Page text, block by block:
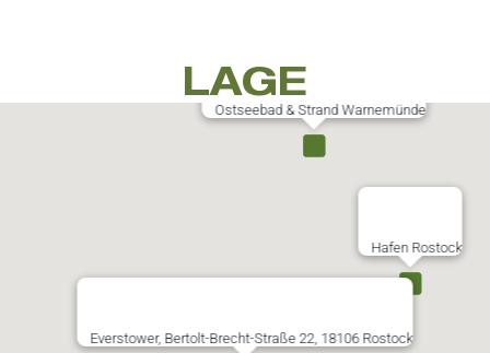
LAGE
Everstower, Bertolt-Brecht-Straße 22, 18106 Rostock
Ostseebad & Strand Warnemünde
Hafen Rostock